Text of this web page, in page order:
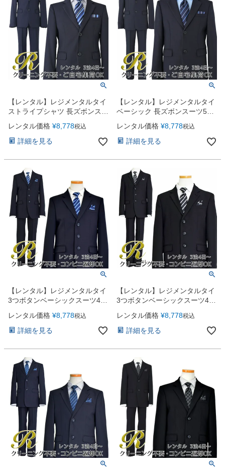
【レンタル】レジメンタルタイ
ストライプシャツ 長ズボンスー
ツ5点セット(CAT525610)ネイ
ビー
レンタル価格 ¥8,778税込
詳細を見る
【レンタル】レジメンタルタイ
ベーシック 長ズボンスーツ5点
セット（CAT595602）ネイビ
ー
レンタル価格 ¥8,778税込
詳細を見る
【レンタル】レジメンタルタイ
3つボタンベーシックスーツ4点
セット(CAT555611) ネイビー
レンタル価格 ¥8,778税込
詳細を見る
【レンタル】レジメンタルタイ
3つボタンベーシックスーツ4点
セット(CAT555611) ブラック
レンタル価格 ¥8,778税込
詳細を見る